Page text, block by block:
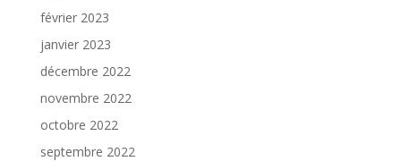
février 2023
janvier 2023
décembre 2022
novembre 2022
octobre 2022
septembre 2022